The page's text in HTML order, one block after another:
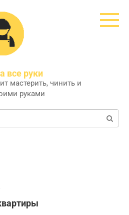
все руки
мастерить, чинить и
руками